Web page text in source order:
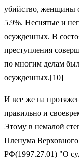
убийство, женщины
5.9%. Неснятые и
осужденных. В
преступления
по многим делам
осужденных.[10]
И все же на
правильно и
Этому в немалой
Пленума
РФ(1997.27.01) "О